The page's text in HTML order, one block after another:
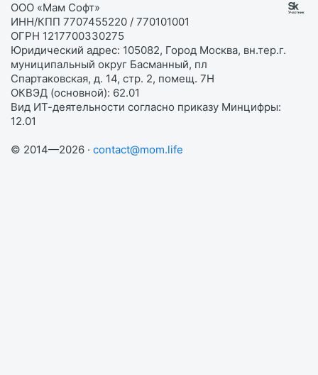
ООО «Мам Софт»
ИНН/КПП 7707455220 / 770101001
ОГРН 1217700330275
Юридический адрес: 105082, Город Москва, вн.тер.г.
муниципальный округ Басманный, пл
Спартаковская, д. 14, стр. 2, помещ. 7Н
ОКВЭД (основной): 62.01
Вид ИТ-деятельности согласно приказу Минцифры:
12.01
© 2014—2026 · contact@mom.life